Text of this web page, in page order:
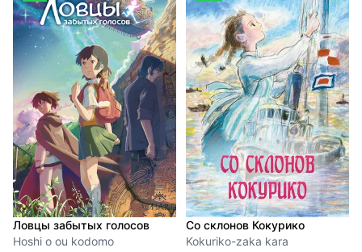
Ловцы забытых голосов
Hoshi o ou kodomo
Со склонов Кокурико
Kokuriko-zaka kara